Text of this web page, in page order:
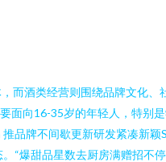
而酒类经营则围绕品牌文化、
面向16-35岁的年轻人，特别
推品牌不间歇更新研发紧凑新颖
“爆甜品星数去厨房满赠招不